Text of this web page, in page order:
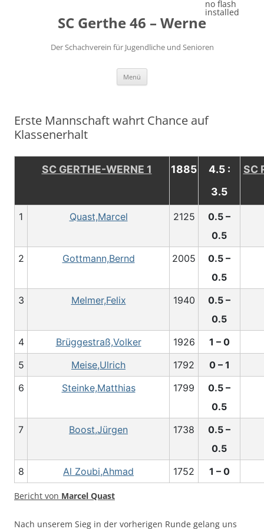
SC Gerthe 46 – Werne
Der Schachverein für Jugendliche und Senioren
Menü
Erste Mannschaft wahrt Chance auf
Klassenerhalt
SC GERTHE-WERNE 1 1885
4.5 :
3.5
SC
1 Quast,Marcel 2125
0.5 –
0.5
2
Gottmann,Bernd 2005
0.5 –
0.5
3
Melmer,Felix 1940
0.5 –
0.5
4
Brüggestraß,Volker 1926
1 – 0
5
Meise,Ulrich 1792
0 – 1
6
Steinke,Matthias 1799
0.5 –
0.5
7
Boost,Jürgen 1738
0.5 –
0.5
8
Al Zoubi,Ahmad 1752 1 – 0
Bericht von Marcel Quast
Nach unserem Sieg in der vorherigen Runde gelang uns
no flash
installed